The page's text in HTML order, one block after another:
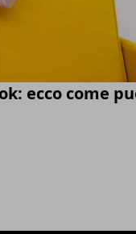
ecco come